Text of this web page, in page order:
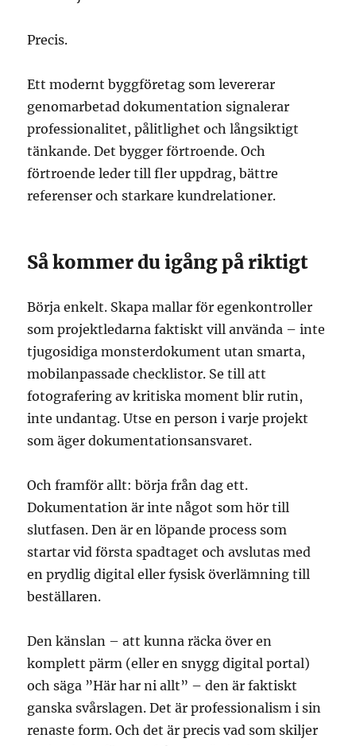
Precis.
Ett modernt byggföretag som levererar
genomarbetad dokumentation signalerar
professionalitet, pålitlighet och långsiktigt
tänkande. Det bygger förtroende. Och
förtroende leder till fler uppdrag, bättre
referenser och starkare kundrelationer.
Så kommer du igång på riktigt
Börja enkelt. Skapa mallar för egenkontroller
som projektledarna faktiskt vill använda – inte
tjugosidiga monsterdokument utan smarta,
mobilanpassade checklistor. Se till att
fotografering av kritiska moment blir rutin,
inte undantag. Utse en person i varje projekt
som äger dokumentationsansvaret.
Och framför allt: börja från dag ett.
Dokumentation är inte något som hör till
slutfasen. Den är en löpande process som
startar vid första spadtaget och avslutas med
en prydlig digital eller fysisk överlämning till
beställaren.
Den känslan – att kunna räcka över en
komplett pärm (eller en snygg digital portal)
och säga ”Här har ni allt” – den är faktiskt
ganska svårslagen. Det är professionalism i sin
renaste form. Och det är precis vad som skiljer